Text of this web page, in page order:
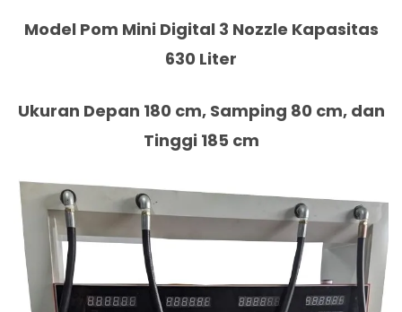
Model Pom Mini Digital 3 Nozzle Kapasitas
630 Liter
Ukuran Depan 180 cm, Samping 80 cm, dan
Tinggi 185 cm